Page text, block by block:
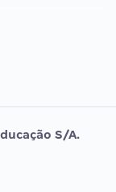
S/A.